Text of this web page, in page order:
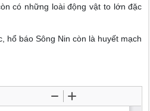
có những loài động vật to lớn đặc
hổ báo Sông Nin còn là huyết mạch